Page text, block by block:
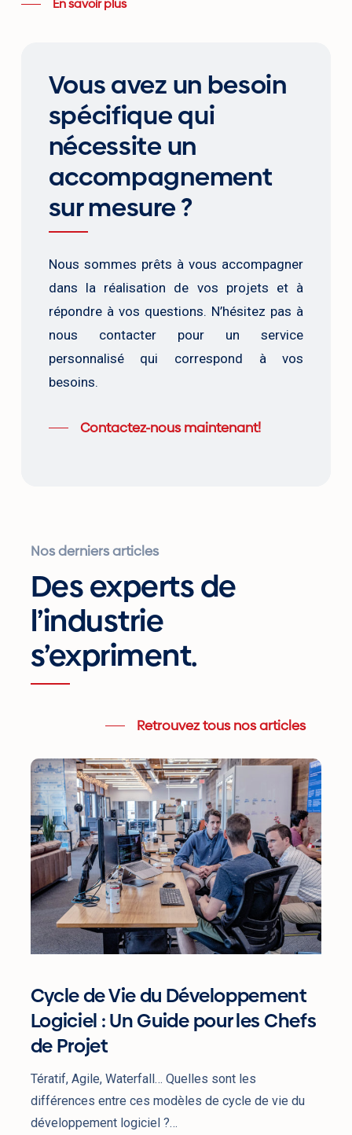
En savoir plus
Vous avez un besoin
spécifique qui
nécessite un
accompagnement
sur mesure ?
Nous sommes prêts à vous accompagner
dans la réalisation de vos projets et à
répondre à vos questions. N’hésitez pas à
nous contacter pour un service
personnalisé qui correspond à vos
besoins.
Contactez-nous maintenant!
Nos derniers articles
Des experts de
l’industrie
s’expriment.
Retrouvez tous nos articles
Cycle
de
Vie
du
Développement
Logiciel
:
Un
Guide
les
Chefs
de
Projet
Cycle de Vie du Développement
Logiciel : Un Guide pour les Chefs
de Projet
Tératif, Agile, Waterfall… Quelles sont les
différences entre ces modèles de cycle de vie du
développement logiciel ?…